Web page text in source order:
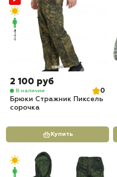
2 100 руб
В наличии
0
Брюки Стражник Пиксель
сорочка
Купить